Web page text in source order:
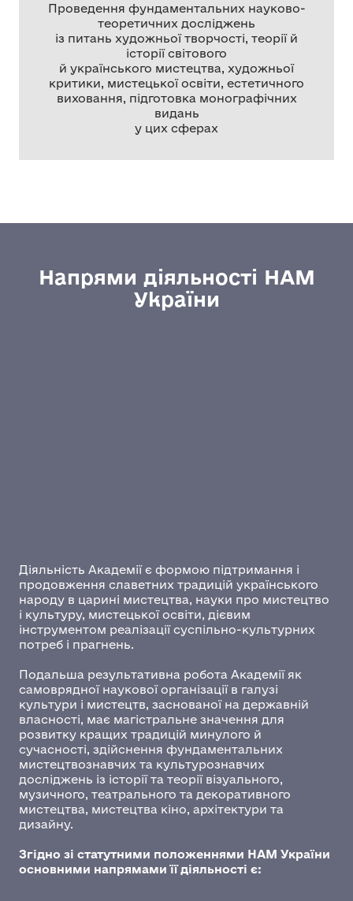
Проведення фундаментальних науково-
теоретичних досліджень
із питань художньої творчості, теорії й
історії світового
й українського мистецтва, художньої
критики, мистецької освіти, естетичного
виховання, підготовка монографічних
видань
у цих сферах
Напрями діяльності НАМ
України
Діяльність Академії є формою підтримання і
продовження славетних традицій українського
народу в царині мистецтва, науки про мистецтво
і культуру, мистецької освіти, дієвим
інструментом реалізації суспільно-культурних
потреб і прагнень.
Подальша результативна робота Академії як
самоврядної наукової організації в галузі
культури і мистецтв, заснованої на державній
власності, має магістральне значення для
розвитку кращих традицій минулого й
сучасності, здійснення фундаментальних
мистецтвознавчих та культурознавчих
досліджень із історії та теорії візуального,
музичного, театрального та декоративного
мистецтва, мистецтва кіно, архітектури та
дизайну.
Згідно зі статутними положеннями НАМ України
основними напрямами її діяльності є: